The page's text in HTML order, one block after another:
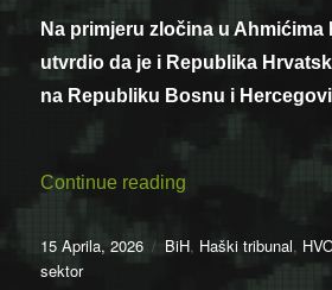
Na primjeru zločina u Ahmićima
utvrdio da je i Republika
na Republiku Bosnu i
Continue reading
Posted
on
15 Aprila, 2026 Categories
BiH, Haški tribunal,
sektor